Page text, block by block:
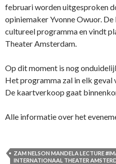
februari worden uitgesproken
opiniemaker Yvonne Owuor.
cultureel programma en vindt
Theater Amsterdam.
Op dit moment is nog
Het programma zal in elk geval
De kaartverkoop gaat
Alle informatie over het
ZAM NELSON MANDELA LECTURE
INTERNATIONAAL THEATER